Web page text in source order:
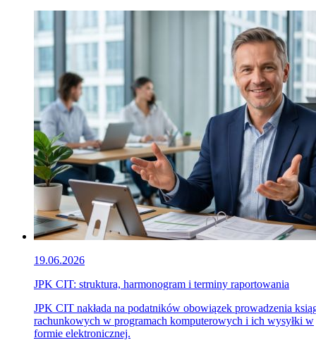
19.06.2026
JPK CIT: struktura, harmonogram i terminy raportowania
JPK CIT nakłada na podatników obowiązek prowadzenia
rachunkowych w programach komputerowych i ich wysyłki w
formie elektronicznej.